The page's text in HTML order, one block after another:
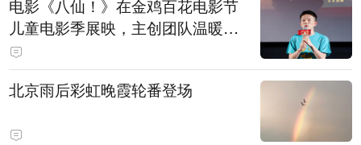
电影《八仙！》在金鸡百花电影节
儿童电影季展映，主创团队温暖寄
语小观众
北京雨后彩虹晚霞轮番登场